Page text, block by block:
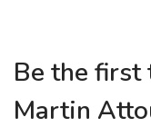
Be the first
Martin